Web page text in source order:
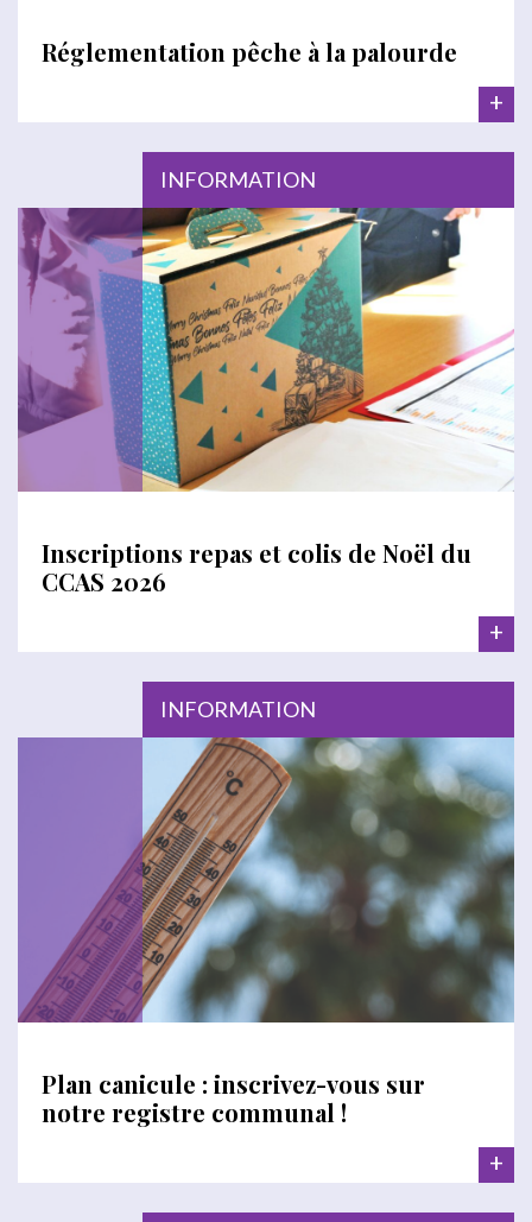
Réglementation pêche à la palourde
+
INFORMATION
Inscriptions repas et colis de Noël du
CCAS 2026
+
INFORMATION
Plan canicule : inscrivez-vous sur
notre registre communal !
+